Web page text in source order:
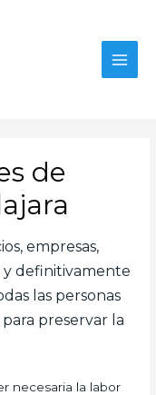
de
empresas,
y definitivamente
las personas
preservar la
necesaria la labor